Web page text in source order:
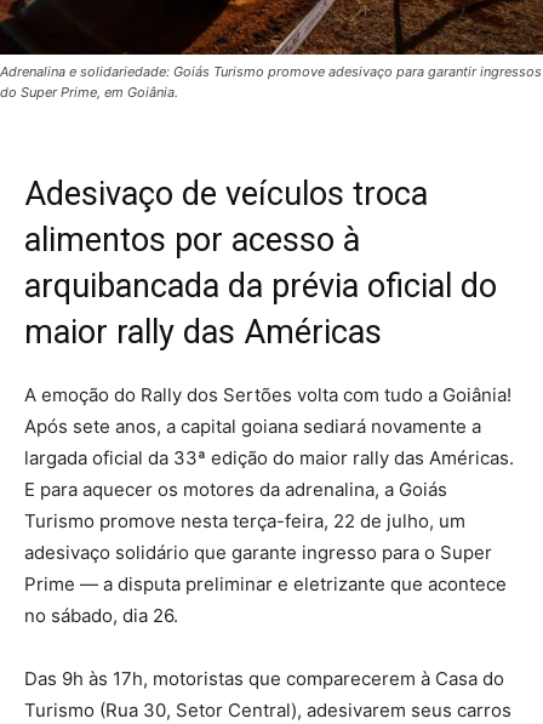
Adrenalina e solidariedade: Goiás Turismo promove adesivaço para garantir ingressos
do Super Prime, em Goiânia.
Adesivaço de veículos troca
alimentos por acesso à
arquibancada da prévia oficial do
maior rally das Américas
A emoção do Rally dos Sertões volta com tudo a Goiânia!
Após sete anos, a capital goiana sediará novamente a
largada oficial da 33ª edição do maior rally das Américas.
E para aquecer os motores da adrenalina, a Goiás
Turismo promove nesta terça-feira, 22 de julho, um
adesivaço solidário que garante ingresso para o Super
Prime — a disputa preliminar e eletrizante que acontece
no sábado, dia 26.
Das 9h às 17h, motoristas que comparecerem à Casa do
Turismo (Rua 30, Setor Central), adesivarem seus carros